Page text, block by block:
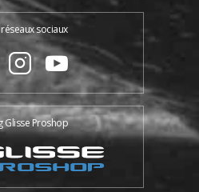
réseaux sociaux
Glisse Proshop